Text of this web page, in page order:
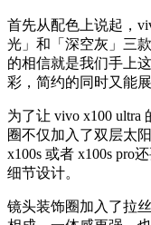
首先从配色上说起，
光」和「深空灰」三
的相信就是我们手上
彩，简约的同时又能
为了让 vivo x100 ultra
圈不仅加入了双层太
x100s 或者 x100s pro
细节设计。
镜头装饰圈加入了拉